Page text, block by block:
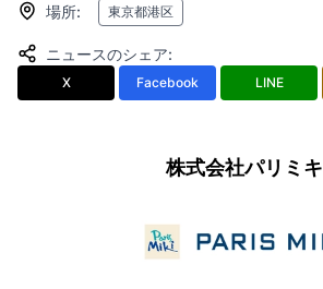
場所: 東京都港区
ニュースのシェア:
X Facebook LINE
株式会社パリミキ